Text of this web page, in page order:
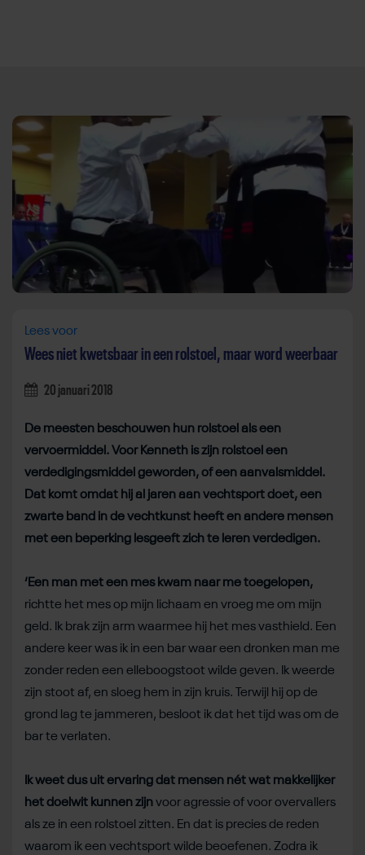
Direct door naar content
Lees voor
Wees niet kwetsbaar in een rolstoel, maar word weerbaar
20 januari 2018
De meesten beschouwen hun rolstoel als een
vervoermiddel. Voor Kenneth is zijn rolstoel een
verdedigingsmiddel geworden, of een aanvalsmiddel.
Dat komt omdat hij al jaren aan vechtsport doet, een
zwarte band in de vechtkunst heeft en andere mensen
met een beperking lesgeeft zich te leren verdedigen.
‘Een man met een mes kwam naar me toegelopen,
richtte het mes op mijn lichaam en vroeg me om mijn
geld. Ik brak zijn arm waarmee hij het mes vasthield. Een
andere keer was ik in een bar waar een dronken man me
zonder reden een elleboogstoot wilde geven. Ik weerde
zijn stoot af, en sloeg hem in zijn kruis. Terwijl hij op de
grond lag te jammeren, besloot ik dat het tijd was om de
bar te verlaten.
Ik weet dus uit ervaring dat mensen nét wat makkelijker
het doelwit kunnen zijnvoor agressie of voor overvallers
als ze in een rolstoel zitten. En dat is precies de reden
waarom ik een vechtsport wilde beoefenen. Zodra ik